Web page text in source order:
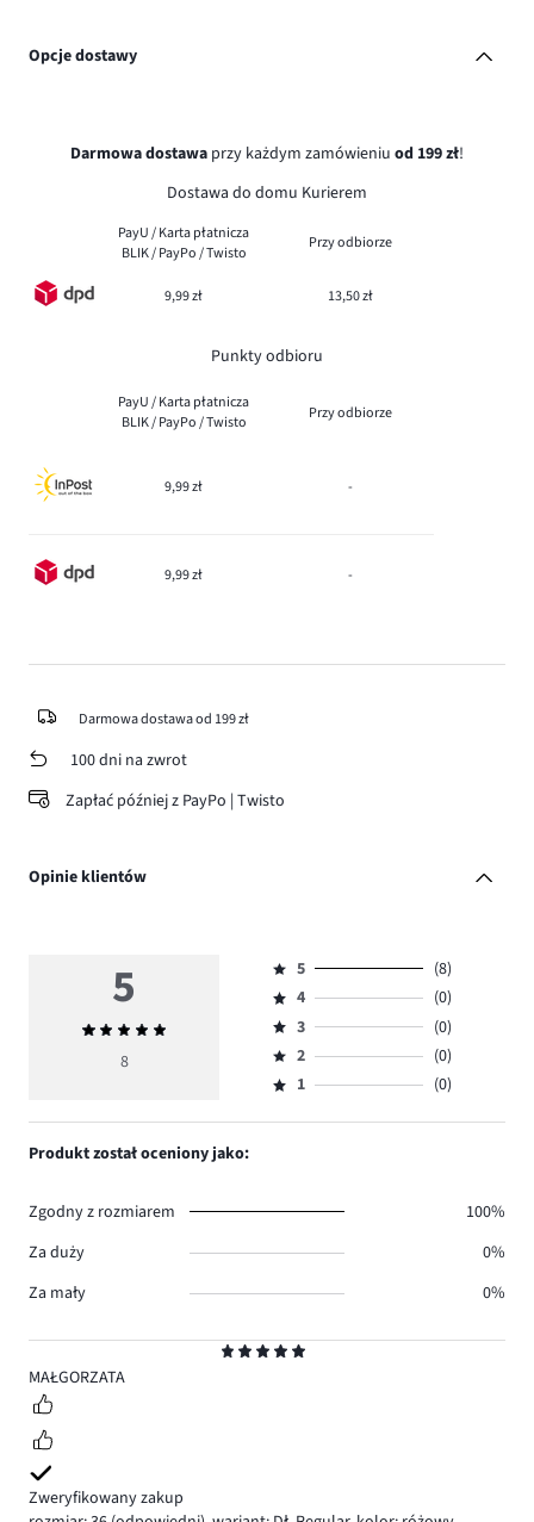
Opcje dostawy
Darmowa dostawa przy każdym zamówieniu od 199 zł!
Dostawa do domu Kurierem
PayU / Karta płatnicza
BLIK / PayPo / Twisto
Przy odbiorze
9,99 zł 13,50 zł
Punkty odbioru
PayU / Karta płatnicza
BLIK / PayPo / Twisto
Przy odbiorze
9,99 zł -
9,99 zł -
Darmowa dostawa od 199 zł
100 dni na zwrot
Zapłać później z PayPo | Twisto
Opinie klientów
5
MAŁGORZATA
Zweryfikowany zakup
5
Średnia
ocena
8
Ocena
5,
ilość
głosów
8.
5
(8)
Ocena
4,
ilość
głosów
4
(0)
Ocena
3,
ilość
3
(0)
Ocena
2,
2
(0)
Ocena
1,
1 (0)
Produkt został oceniony jako:
Zgodny z rozmiarem
100%
Za duży
0%
Za mały
0%